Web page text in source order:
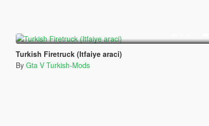
5.0 2 871
Turkish Firetruck (Itfaiye araci)